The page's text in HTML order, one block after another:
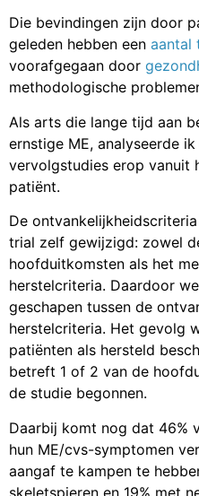
Die bevindingen zijn door
geleden hebben een aantal
voorafgegaan door
methodologische
Als arts die lange tijd aan
ernstige ME, analyseerde
vervolgstudies erop vanuit
patiënt.
De
trial zelf gewijzigd: zowel
hoofduitkomsten als het
herstelcriteria. Daardoor
geschapen tussen de
herstelcriteria. Het gevolg
patiënten als hersteld
betreft 1 of 2 van de
de studie begonnen.
Daarbij komt nog dat 46%
hun ME/cvs-symptomen
aangaf te kampen te
skeletspieren en 19% met